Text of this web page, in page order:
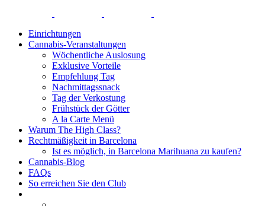
Einrichtungen
Cannabis-Veranstaltungen
Wöchentliche Auslosung
Exklusive Vorteile
Empfehlung Tag
Nachmittagssnack
Tag der Verkostung
Frühstück der Götter
A la Carte Menü
Warum The High Class?
Rechtmäßigkeit in Barcelona
Ist es möglich, in Barcelona Marihuana zu kaufen?
Cannabis-Blog
FAQs
So erreichen Sie den Club